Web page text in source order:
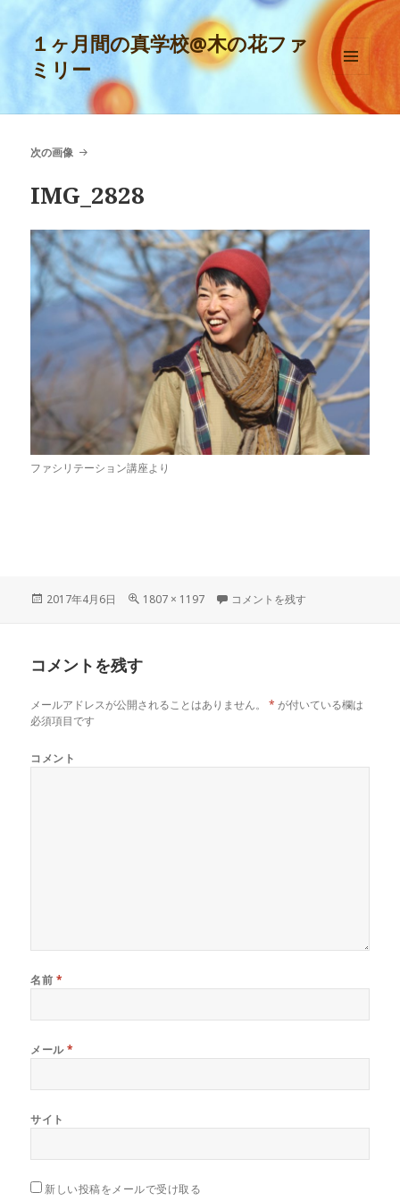
１ヶ月間の真学校@木の花ファ
ミリー
メニュ
ーとウ
ィジェ
次の画像
IMG_2828
ファシリテーション講座より
投
2017年4月6日
フ
ズ
1807 × 1197 IMG_2828 に
コメントを残す
コメントを残す
メールアドレスが公開されることはありません。 * が付いている欄は
必須項目です
コメント
名前 *
メール*
サイト
新しい投稿をメールで受け取る